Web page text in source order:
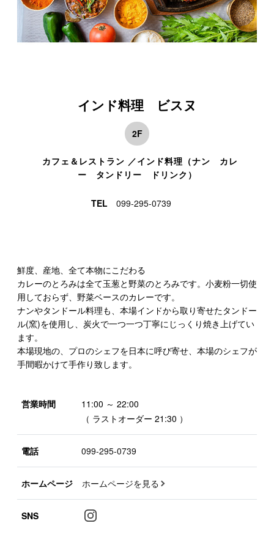
インド料理 ビスヌ
2F
カフェ＆レストラン ／インド料理（ナン カレ
ー タンドリー ドリンク）
TEL 099-295-0739
鮮度、産地、全て本物にこだわる
カレーのとろみは全て玉葱と野菜のとろみです。小麦粉一切使
用しておらず、野菜ベースのカレーです。
ナンやタンドール料理も、本場インドから取り寄せたタンドー
ル(窯)を使用し、炭火で一つ一つ丁寧にじっくり焼き上げてい
ます。
本場現地の、プロのシェフを日本に呼び寄せ、本場のシェフが
手間暇かけて手作り致します。
営業時間
11:00 ～ 22:00
（ ラストオーダー 21:30 ）
電話 099-295-0739
ホームページ ホームページを見る
SNS